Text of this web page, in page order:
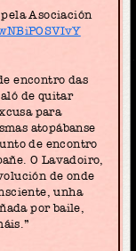
Asociación
encontro das
de quitar
para
atopábanse
de encontro
O Lavadoiro,
de onde
unha
por baile,